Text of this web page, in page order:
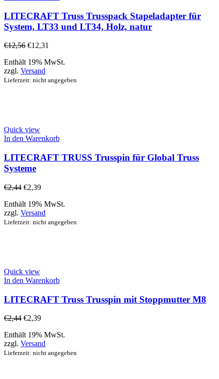
LITECRAFT Truss Trusspack Stapeladapter für
System, LT33 und LT34, Holz, natur
€12,56 €12,31
Enthält 19% MwSt.
zzgl. Versand
Lieferzeit: nicht angegeben
Quick view
In den Warenkorb
LITECRAFT TRUSS Trusspin für Global Truss
Systeme
€2,44 €2,39
Enthält 19% MwSt.
zzgl. Versand
Lieferzeit: nicht angegeben
Quick view
In den Warenkorb
LITECRAFT Truss Trusspin mit Stoppmutter M8
€2,44 €2,39
Enthält 19% MwSt.
zzgl. Versand
Lieferzeit: nicht angegeben